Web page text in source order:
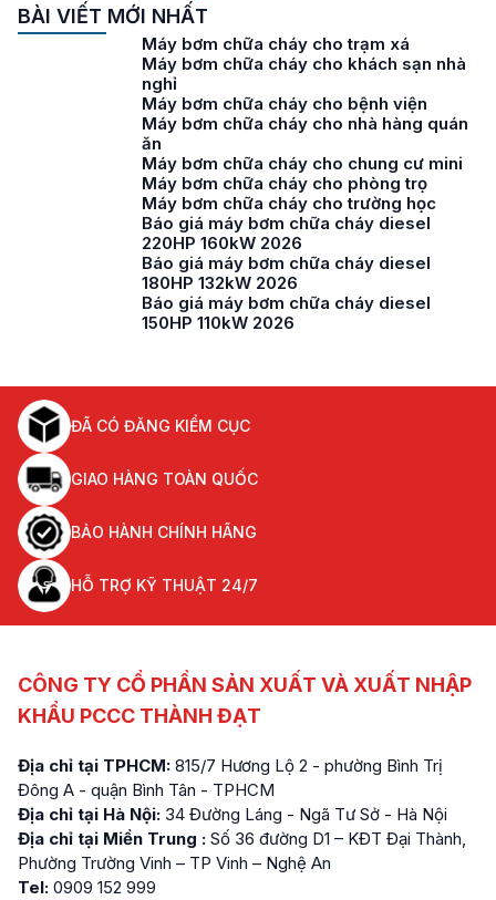
BÀI VIẾT MỚI NHẤT
Máy bơm chữa cháy cho trạm xá
Máy bơm chữa cháy cho khách sạn nhà
nghỉ
Máy bơm chữa cháy cho bệnh viện
Máy bơm chữa cháy cho nhà hàng quán
ăn
Máy bơm chữa cháy cho chung cư mini
Máy bơm chữa cháy cho phòng trọ
Máy bơm chữa cháy cho trường học
Báo giá máy bơm chữa cháy diesel
220HP 160kW 2026
Báo giá máy bơm chữa cháy diesel
180HP 132kW 2026
Báo giá máy bơm chữa cháy diesel
150HP 110kW 2026
ĐÃ CÓ ĐĂNG KIỂM CỤC
GIAO HÀNG TOÀN QUỐC
BẢO HÀNH CHÍNH HÃNG
HỖ TRỢ KỸ THUẬT 24/7
CÔNG TY CỔ PHẦN SẢN XUẤT VÀ XUẤT NHẬP
KHẨU PCCC THÀNH ĐẠT
Địa chỉ tại TPHCM: 815/7 Hương Lộ 2 - phường Bình Trị
Đông A - quận Bình Tân - TPHCM
Địa chỉ tại Hà Nội: 34 Đường Láng - Ngã Tư Sở - Hà Nội
Địa chỉ tại Miền Trung : Số 36 đường D1 – KĐT Đại Thành,
Phường Trường Vinh – TP Vinh – Nghệ An
Tel: 0909 152 999